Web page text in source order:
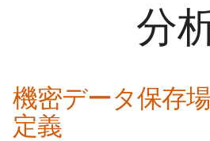
分
機密データ保存
定義